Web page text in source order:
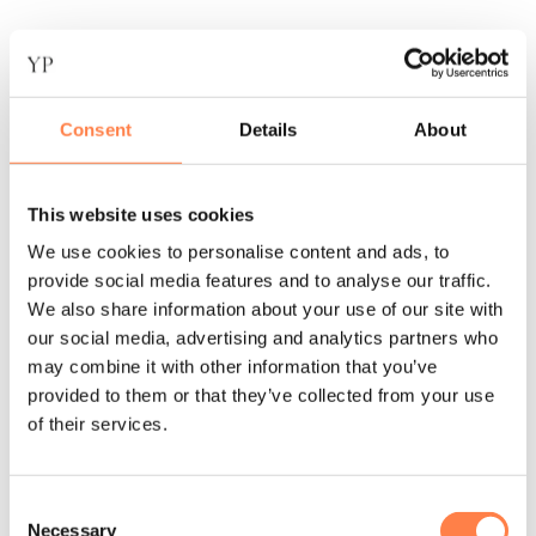
Consent Details About
This website uses cookies
We use cookies to personalise content and ads, to
provide social media features and to analyse our traffic.
We also share information about your use of our site with
our social media, advertising and analytics partners who
may combine it with other information that you’ve
provided to them or that they’ve collected from your use
of their services.
Necessary
Compressie voetband;
Ventilerend, verkoelend en sneldrogend;
Gevoerde badstof zool;
Kleur: Zwart, Wit;
Materiaal: 70% Katoen, 13% Nylon, 11% Polyester,
4% Elastodiene, 2% Elastane
Onderhoudsinstructies
temperatuur in de droger, en vermijd het gebruik van